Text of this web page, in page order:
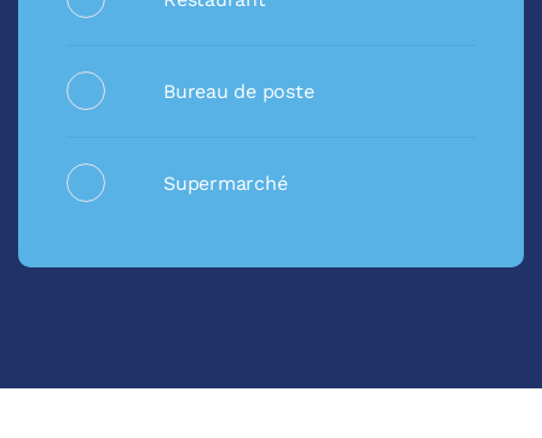
Bureau de poste
Supermarché